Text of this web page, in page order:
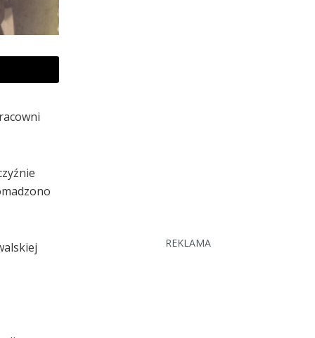
REKLAMA